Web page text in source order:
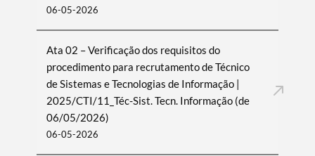
06-05-2026
Ata 02 – Verificação dos requisitos do
procedimento para recrutamento de Técnico
de Sistemas e Tecnologias de Informação |
2025/CTI/11_Téc-Sist. Tecn. Informação (de
06/05/2026)
06-05-2026